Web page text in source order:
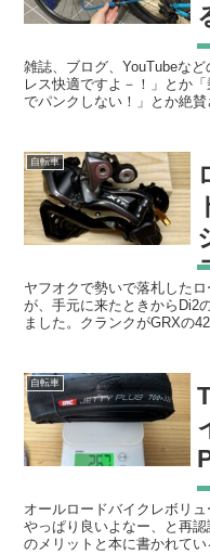
雑誌、ブログ、YouTubeな
レス快適ですよ－！」とか
でパンクしない！」とか絶
自転車
ヤフオクで勢いで落札した
が、手元に来たときからDi2
ました。クランクがGRXの
自転車
オールロードバイクレボリ
やっぱり良いよなー、と再
のメリットと本に書かれて